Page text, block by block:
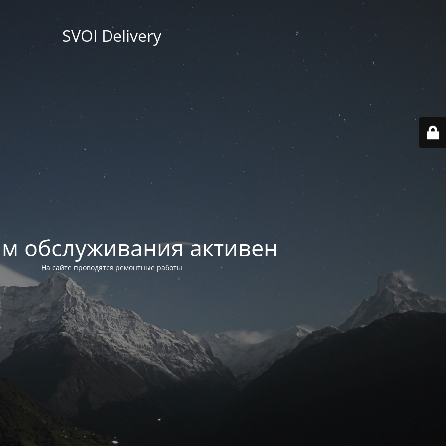
SVOI Delivery
обслуживания активен
На сайте проводятся ремонтные работы